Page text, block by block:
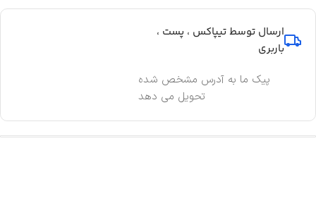
ارسال توسط تیپاکس ، پست ،
باربری
پیک ما به آدرس مشخص شده
تحویل می دهد